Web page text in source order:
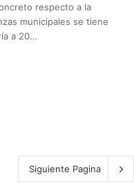
respecto a la
municipales se tiene
a 20…
Siguiente Pagina